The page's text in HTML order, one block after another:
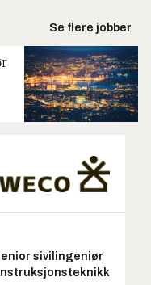
Se flere jobber
sivilingeniør